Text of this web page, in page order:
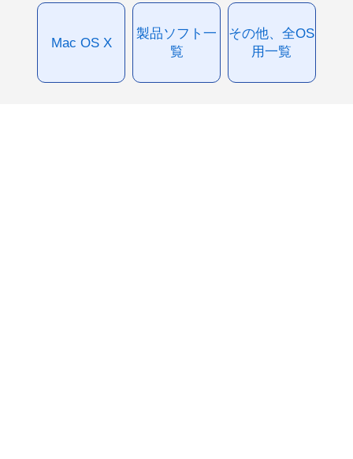
Mac OS X
製品ソフト一
覧
その他、全OS
用一覧